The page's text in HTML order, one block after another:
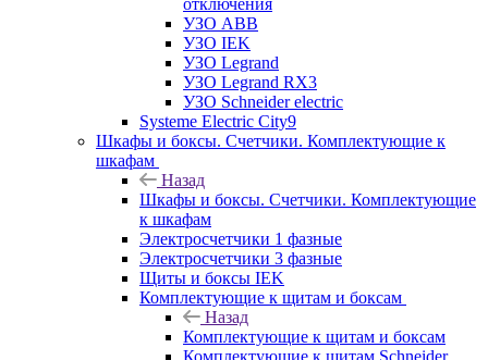
УЗО ABB
УЗО IEK
УЗО Legrand
УЗО Legrand RX3
УЗО Schneider electric
Systeme Electric City9
Шкафы и боксы. Счетчики. Комплектующие к
шкафам
Назад
Шкафы и боксы. Счетчики. Комплектующие
к шкафам
Электросчетчики 1 фазные
Электросчетчики 3 фазные
Щиты и боксы IEK
Комплектующие к щитам и боксам
Назад
Комплектующие к щитам и боксам
Комплектующие к щитам Schneider